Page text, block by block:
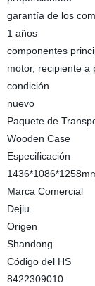
garantía de los
1 años
componentes
motor, recipiente a
condición
nuevo
Paquete de
Wooden Case
Especificación
Marca Comercial
Dejiu
Origen
Shandong
Código del HS
8422309010